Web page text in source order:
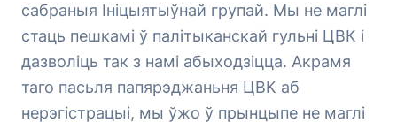
сабраныя Ініцыятыўнай групай. Мы не маглі
стаць пешкамі ў палітыканскай гульні ЦВК і
дазволіць так з намі абыходзіцца. Акрамя
таго пасьля папярэджаньня ЦВК аб
нерэгістрацыі, мы ўжо ў прынцыпе не маглі